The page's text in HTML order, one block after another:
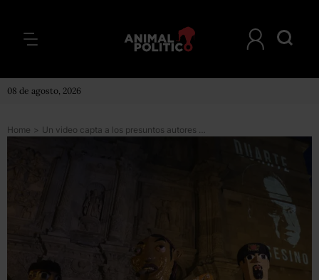
08 de agosto, 2026
Home > Un video capta a los presuntos autores del multihomicidio en Narvarte